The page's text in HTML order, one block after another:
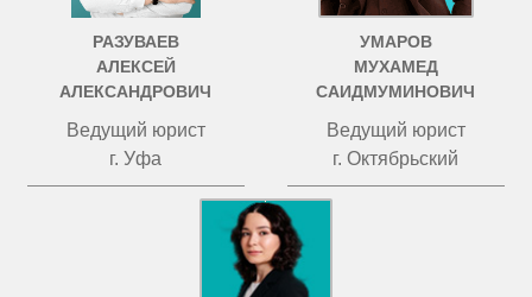
РАЗУВАЕВ
АЛЕКСЕЙ
АЛЕКСАНДРОВИЧ
Ведущий юрист
г. Уфа
УМАРОВ
МУХАМЕД
САИДМУМИНОВИЧ
Ведущий юрист
г. Октябрьский